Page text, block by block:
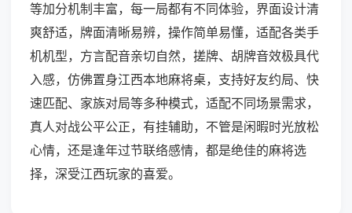
等加分机制丰富，每一局都有不同体验，界面设计清
爽舒适，牌面清晰易辨，操作简单易懂，适配各类手
机机型，方言配音亲切自然，搓牌、胡牌音效极具代
入感，仿佛置身江西本地麻将桌，支持好友约局、快
速匹配、家族对局等多种模式，适配不同场景需求，
真人对战公平公正，有挂辅助，不管是闲暇时光放松
心情，还是逢年过节联络感情，都是绝佳的麻将选
择，深受江西玩家的喜爱。